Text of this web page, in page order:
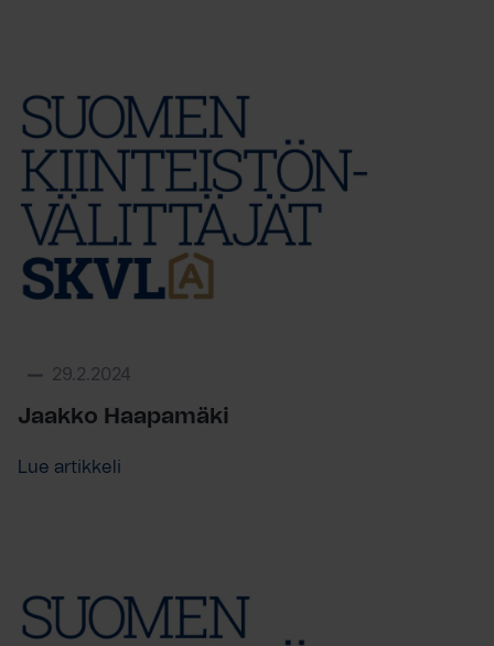
29.2.2024
Jaakko Haapamäki
Lue artikkeli